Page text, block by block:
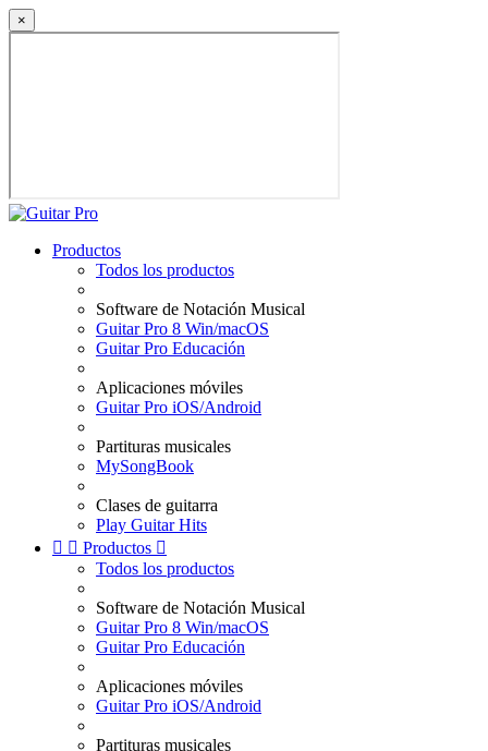
×
Productos
Todos los productos
Software de Notación Musical
Guitar Pro 8 Win/macOS
Guitar Pro Educación
Aplicaciones móviles
Guitar Pro iOS/Android
Partituras musicales
MySongBook
Clases de guitarra
Play Guitar Hits
  Productos 
Todos los productos
Software de Notación Musical
Guitar Pro 8 Win/macOS
Guitar Pro Educación
Aplicaciones móviles
Guitar Pro iOS/Android
Partituras musicales